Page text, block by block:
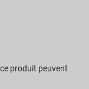
produit peuvent